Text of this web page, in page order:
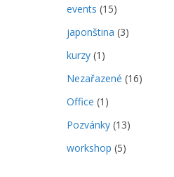
events (15)
japonština (3)
kurzy (1)
Nezařazené (16)
Office (1)
Pozvánky (13)
workshop (5)